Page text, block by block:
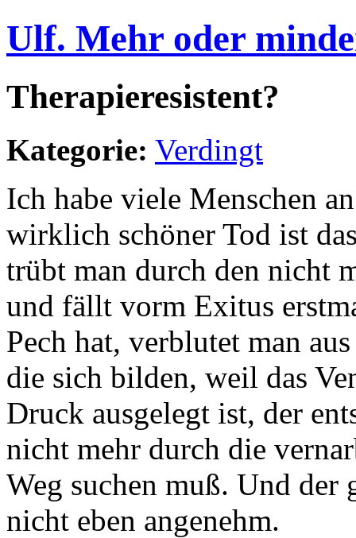
Ulf. Mehr oder
Therapieresistent?
Kategorie: Verdingt
Ich habe viele Menschen
wirklich schöner Tod ist
trübt man durch den nicht
und fällt vorm Exitus
Pech hat, verblutet man
die sich bilden, weil das
Druck ausgelegt ist, der
nicht mehr durch die
Weg suchen muß. Und der
nicht eben angenehm.